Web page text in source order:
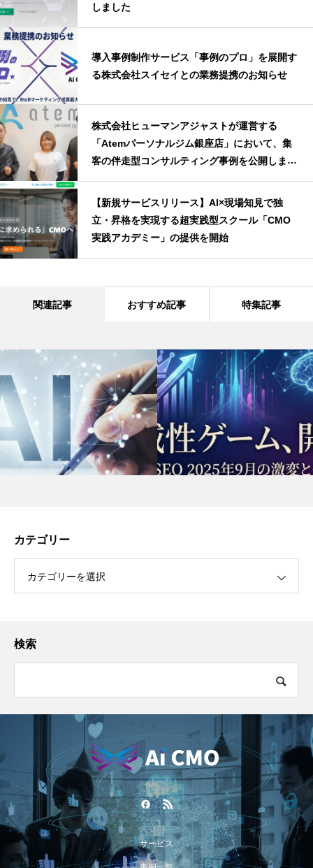
しました
導入事例制作サービス「事例のプロ」を展開す
る株式会社スイセイとの業務提携のお知らせ
株式会社ヒューマンアジャストが運営する
「Atemパーソナルジム銀座店」において、集
客の伴走型コンサルティング事例を公開しまし
【新規サービスリリース】AI×現場知見で独
立・昇格を実現する超実践型スクール「CMO
実践アカデミー」の提供を開始
関連記事 おすすめ記事 特集記事
カテゴリー
カテゴリーを選択
検索
サービス